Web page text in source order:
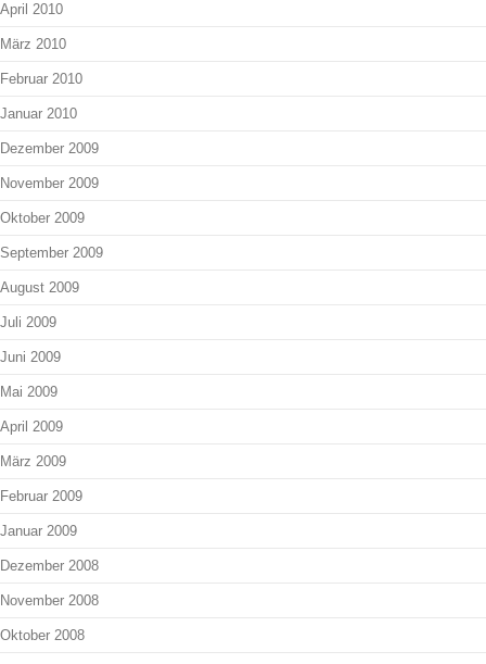
April 2010
März 2010
Februar 2010
Januar 2010
Dezember 2009
November 2009
Oktober 2009
September 2009
August 2009
Juli 2009
Juni 2009
Mai 2009
April 2009
März 2009
Februar 2009
Januar 2009
Dezember 2008
November 2008
Oktober 2008